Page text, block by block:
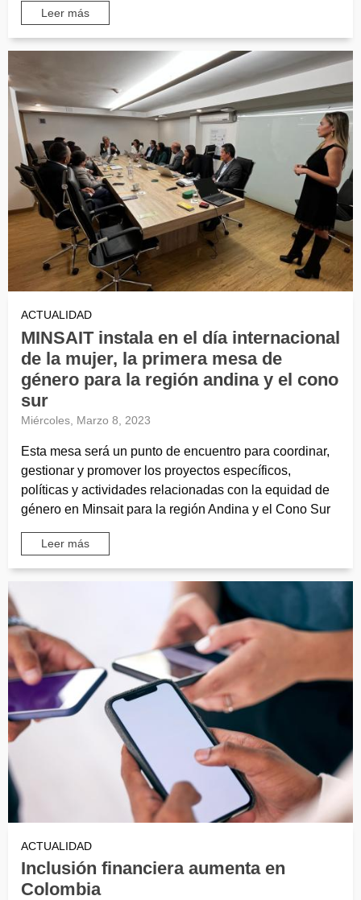
Leer más
ACTUALIDAD
MINSAIT instala en el día internacional
de la mujer, la primera mesa de
género para la región andina y el cono
sur
Miércoles, Marzo 8, 2023
Esta mesa será un punto de encuentro para coordinar,
gestionar y promover los proyectos específicos,
políticas y actividades relacionadas con la equidad de
género en Minsait para la región Andina y el Cono Sur
Leer más
ACTUALIDAD
Inclusión financiera aumenta en
Colombia